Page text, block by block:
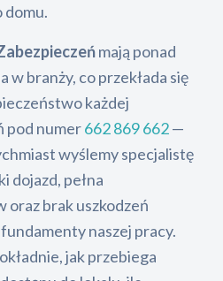
domu.
mają ponad
w branży, co przekłada się
każdej
pod numer662 869 662—
wyślemy specjalistę
dojazd, pełna
oraz brak uszkodzeń
naszej pracy.
jak przebiega